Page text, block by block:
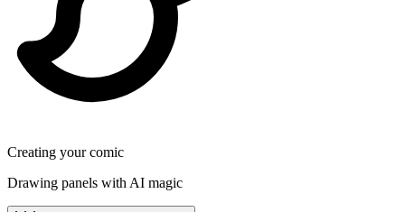
Creating your comic
Drawing panels with AI magic